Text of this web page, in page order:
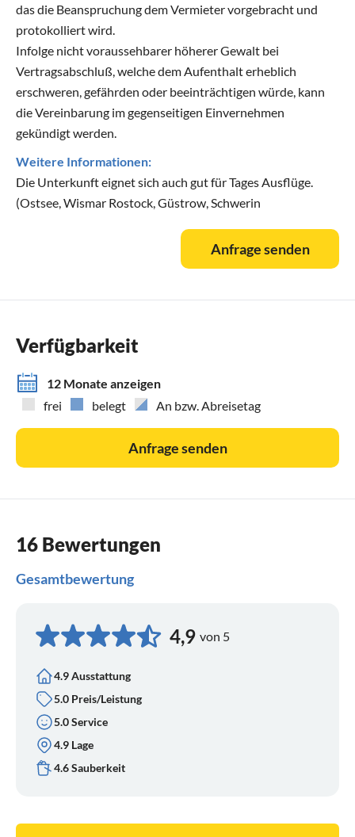
das die Beanspruchung dem Vermieter vorgebracht und
protokolliert wird.
Infolge nicht voraussehbarer höherer Gewalt bei
Vertragsabschluß, welche dem Aufenthalt erheblich
erschweren, gefährden oder beeinträchtigen würde, kann
die Vereinbarung im gegenseitigen Einvernehmen
gekündigt werden.
Weitere Informationen:
Die Unterkunft eignet sich auch gut für Tages Ausflüge.
(Ostsee, Wismar Rostock, Güstrow, Schwerin
Anfrage senden
Verfügbarkeit
12 Monate anzeigen
frei
belegt An bzw. Abreisetag
Anfrage senden
16 Bewertungen
Gesamtbewertung
4,9 von 5
4.9 Ausstattung
5.0 Preis/Leistung
5.0 Service
4.9 Lage
4.6 Sauberkeit